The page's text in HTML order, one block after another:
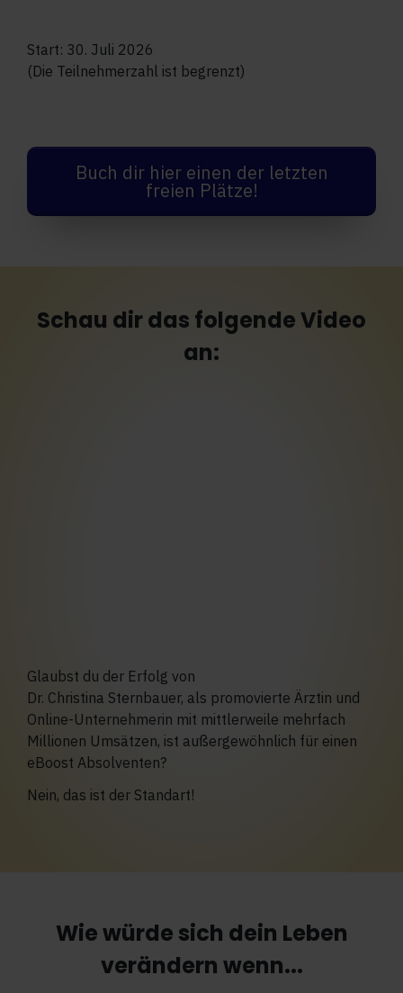
Start: 30. Juli 2026
(Die Teilnehmerzahl ist begrenzt)
Buch dir hier einen der letzten
freien Plätze!
Schau dir das folgende Video
an:
Glaubst du der Erfolg von
Dr. Christina Sternbauer, als promovierte Ärztin und
Online-Unternehmerin mit mittlerweile mehrfach
Millionen Umsätzen, ist außergewöhnlich für einen
eBoost Absolventen?
Nein, das ist der Standart!
Wie würde sich dein Leben
verändern wenn...